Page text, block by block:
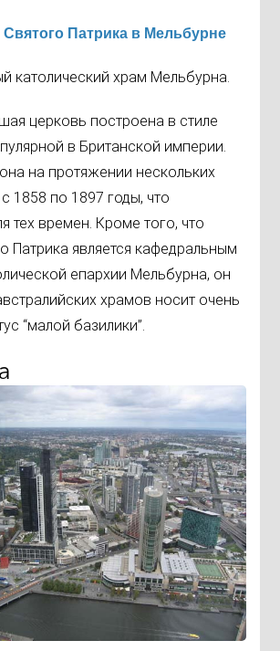
Патрика в Мельбурне
католический храм Мельбурна.
церковь построена в стиле
в Британской империи.
на протяжении нескольких
1858 по 1897 годы, что
тех времен. Кроме того, что
Патрика является кафедральным
епархии Мельбурна, он
храмов носит очень
“малой базилики”.